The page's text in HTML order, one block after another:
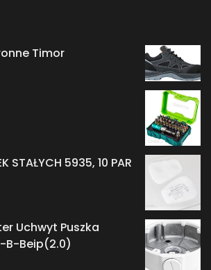
Timor
STAŁYCH 5935, 10 PAR
Uchwyt Puszka
B-Beip(2.0)